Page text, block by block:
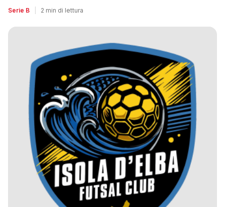
nazionali
Serie B 2 min di lettura